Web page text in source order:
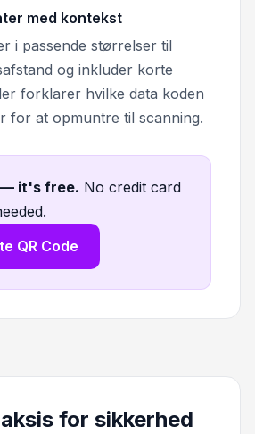
med kontekst
i passende størrelser til
og inkluder korte
forklarer hvilke data koden
for at opmuntre til scanning.
it's free. No credit card
QR Code
for sikkerhed